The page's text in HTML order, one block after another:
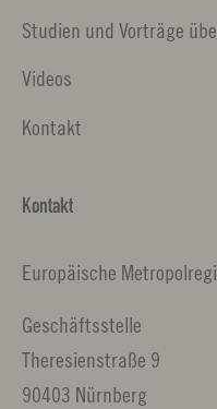
Studien und Vorträge
Videos
Kontakt
Kontakt
Europäische
Geschäftsstelle
Theresienstraße 9
90403 Nürnberg